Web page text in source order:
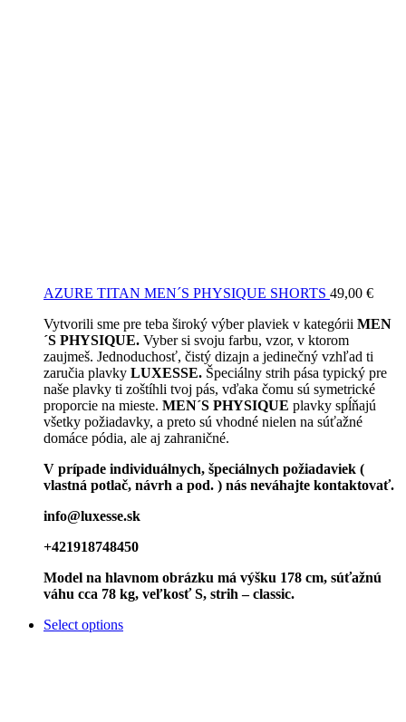
AZURE TITAN MEN´S PHYSIQUE SHORTS 49,00 €
Vytvorili sme pre teba široký výber plaviek v kategórii MEN
´S PHYSIQUE. Vyber si svoju farbu, vzor, v ktorom
zaujmeš. Jednoduchosť, čistý dizajn a jedinečný vzhľad ti
zaručia plavky LUXESSE. Špeciálny strih pása typický pre
naše plavky ti zoštíhli tvoj pás, vďaka čomu sú symetrické
proporcie na mieste. MEN´S PHYSIQUE plavky spĺňajú
všetky požiadavky, a preto sú vhodné nielen na súťažné
domáce pódia, ale aj zahraničné.
V prípade individuálnych, špeciálnych požiadaviek (
vlastná potlač, návrh a pod. ) nás neváhajte kontaktovať.
info@luxesse.sk
+421918748450
Model na hlavnom obrázku má výšku 178 cm, súťažnú
váhu cca 78 kg, veľkosť S, strih – classic.
Select options